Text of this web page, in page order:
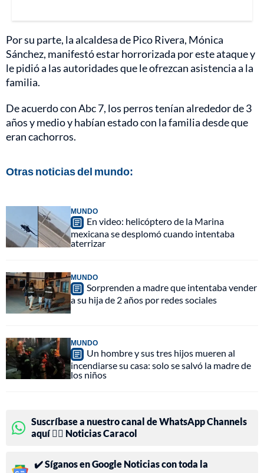
Por su parte, la alcaldesa de Pico Rivera, Mónica
Sánchez, manifestó estar horrorizada por este ataque y
le pidió a las autoridades que le ofrezcan asistencia a la
familia.
De acuerdo con Abc 7, los perros tenían alrededor de 3
años y medio y habían estado con la familia desde que
eran cachorros.
Otras noticias del mundo:
MUNDO
En video: helicóptero de la Marina
mexicana se desplomó cuando intentaba
aterrizar
MUNDO
Sorprenden a madre que intentaba vender
a su hija de 2 años por redes sociales
MUNDO
Un hombre y sus tres hijos mueren al
incendiarse su casa: solo se salvó la madre de
los niños
Suscríbase a nuestro canal de WhatsApp Channels
aquí 👉🏻 Noticias Caracol
✔️ Síganos en Google Noticias con toda la